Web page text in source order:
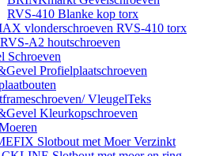
RVS-410 Blanke kop torx
vlonderschroeven RVS-410 torx
A2 houtschroeven
Schroeven
Profielplaatschroeven
VleugelTeks
Kleurkopschroeven
Slotbout met Moer Verzinkt